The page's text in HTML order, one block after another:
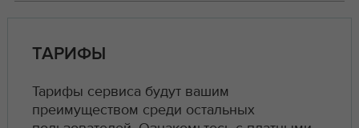
ТАРИФЫ
Тарифы сервиса будут вашим
преимуществом среди остальных